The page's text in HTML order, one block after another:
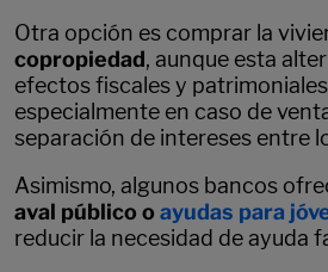
Otra opción es comprar la
copropiedad, aunque esta
efectos fiscales y
especialmente en caso de
separación de intereses entre
Asimismo, algunos bancos
aval público o ayudas para
reducir la necesidad de ayuda